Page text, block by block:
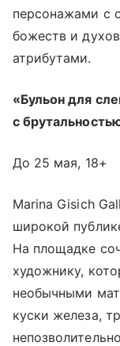
персонажами с
божеств и
атрибутами.
«Бульон для
с
До 25 мая, 18+
Marina Gisich
широкой
На площадке
художнику,
необычными
куски железа,